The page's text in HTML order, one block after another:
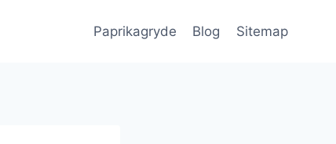
Paprikagryde Blog Sitemap